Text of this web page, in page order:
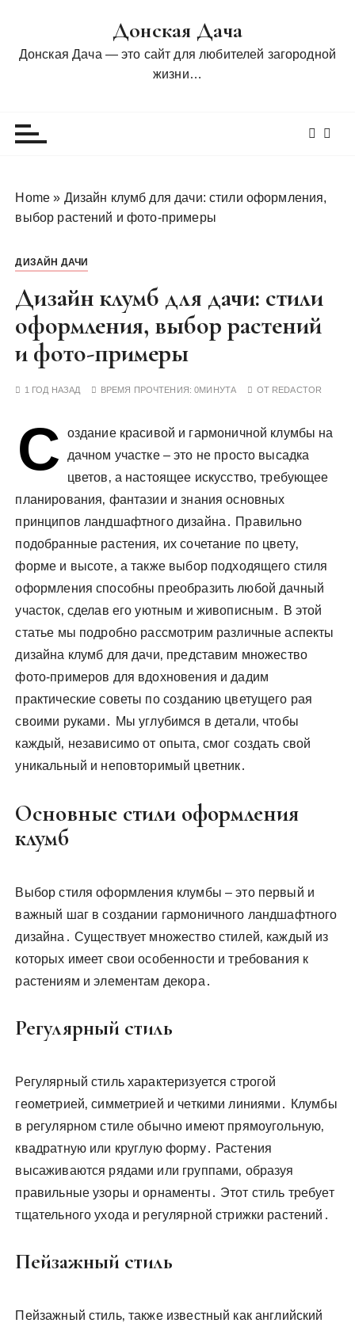
Донская Дача
Донская Дача — это сайт для любителей загородной
жизни…
Home » Дизайн клумб для дачи: стили оформления,
выбор растений и фото-примеры
ДИЗАЙН ДАЧИ
Дизайн клумб для дачи: стили
оформления, выбор растений
и фото-примеры
1 ГОД НАЗАД ВРЕМЯ ПРОЧТЕНИЯ:0МИНУТА ОТ REDACTOR
С
оздание красивой и гармоничной клумбы на
дачном участке – это не просто высадка
цветов‚ а настоящее искусство‚ требующее
планирования‚ фантазии и знания основных
принципов ландшафтного дизайна․ Правильно
подобранные растения‚ их сочетание по цвету‚
форме и высоте‚ а также выбор подходящего стиля
оформления способны преобразить любой дачный
участок‚ сделав его уютным и живописным․ В этой
статье мы подробно рассмотрим различные аспекты
дизайна клумб для дачи‚ представим множество
фото-примеров для вдохновения и дадим
практические советы по созданию цветущего рая
своими руками․ Мы углубимся в детали‚ чтобы
каждый‚ независимо от опыта‚ смог создать свой
уникальный и неповторимый цветник․
Основные стили оформления
клумб
Выбор стиля оформления клумбы – это первый и
важный шаг в создании гармоничного ландшафтного
дизайна․ Существует множество стилей‚ каждый из
которых имеет свои особенности и требования к
растениям и элементам декора․
Регулярный стиль
Регулярный стиль характеризуется строгой
геометрией‚ симметрией и четкими линиями․ Клумбы
в регулярном стиле обычно имеют прямоугольную‚
квадратную или круглую форму․ Растения
высаживаются рядами или группами‚ образуя
правильные узоры и орнаменты․ Этот стиль требует
тщательного ухода и регулярной стрижки растений․
Пейзажный стиль
Пейзажный стиль‚ также известный как английский